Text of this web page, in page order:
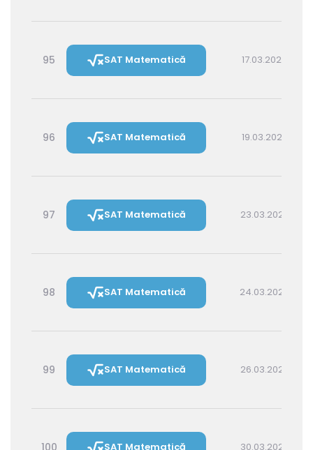
95 SAT Matematică 17.03.2027 14:30
96 SAT Matematică 19.03.2027 16:00
97 SAT Matematică 23.03.2027 16:00
98 SAT Matematică 24.03.2027 14:30
99 SAT Matematică 26.03.2027 16:00
100 SAT Matematică 30.03.2027 16:00